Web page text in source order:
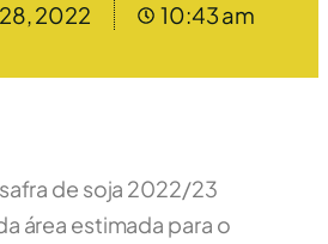
2022 10:43 am
de soja 2022/23
área estimada para o